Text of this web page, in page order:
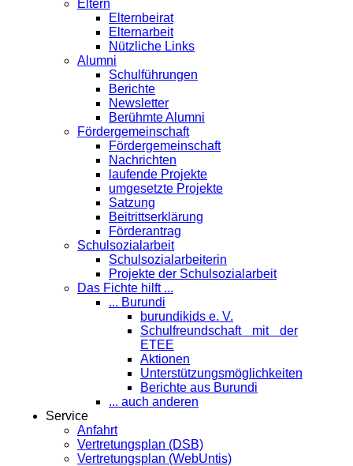
Eltern
Elternbeirat
Elternarbeit
Nützliche Links
Alumni
Schulführungen
Berichte
Newsletter
Berühmte Alumni
Förder­gemeinschaft
Fördergemeinschaft
Nachrichten
laufende Projekte
umgesetzte Projekte
Satzung
Beitrittserklärung
Förderantrag
Schul­sozialarbeit
Schulsozialarbeiterin
Projekte der Schulsozialarbeit
Das Fichte hilft ...
... Burundi
burundikids e. V.
Schulfreundschaft mit der
ETEE
Aktionen
Unterstützungsmöglichkeiten
Berichte aus Burundi
... auch anderen
Service
Anfahrt
Vertretungsplan (DSB)
Vertretungsplan (WebUntis)